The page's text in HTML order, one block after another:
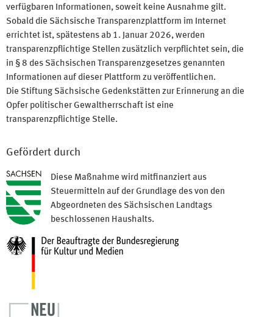
verfügbaren Informationen, soweit keine Ausnahme gilt.
Sobald die Sächsische Transparenzplattform im Internet
errichtet ist, spätestens ab 1. Januar 2026, werden
transparenzpflichtige Stellen zusätzlich verpflichtet sein, die
in § 8 des Sächsischen Transparenzgesetzes genannten
Informationen auf dieser Plattform zu veröffentlichen.
Die Stiftung Sächsische Gedenkstätten zur Erinnerung an die
Opfer politischer Gewaltherrschaft ist eine
transparenzpflichtige Stelle.
Gefördert durch
Diese Maßnahme wird mitfinanziert aus
Steuermitteln auf der Grundlage des von den
Abgeordneten des Sächsischen Landtags
beschlossenen Haushalts.